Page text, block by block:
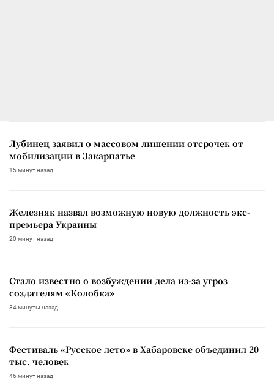
Лубинец заявил о массовом лишении отсрочек от
мобилизации в Закарпатье
15 минут назад
Железняк назвал возможную новую должность экс-
премьера Украины
20 минут назад
Стало известно о возбуждении дела из-за угроз
создателям «Колобка»
34 минуты назад
Фестиваль «Русское лето» в Хабаровске объединил 20
тыс. человек
46 минут назад